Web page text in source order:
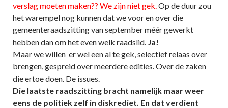
verslag moeten maken?? We zijn niet gek.Op de duur zou
het warempel nog kunnen dat we voor en over die
gemeenteraadszitting van september méér gewerkt
hebben dan om het even welk raadslid. Ja!
Maar we willen er wel een al te gek, selectief relaas over
brengen, gespreid over meerdere edities. Over de zaken
die ertoe doen. De issues.
Die laatste raadszitting bracht namelijk maar weer
eens de politiek zelf in diskrediet. En dat verdient